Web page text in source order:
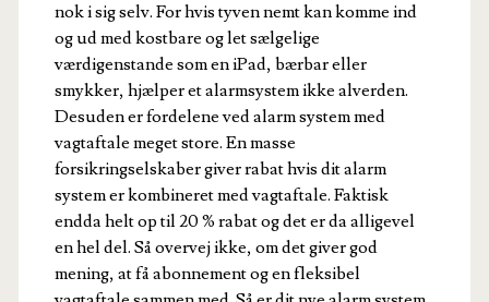
nok i sig selv. For hvis tyven nemt kan komme ind
og ud med kostbare og let sælgelige
værdigenstande som en iPad, bærbar eller
smykker, hjælper et alarmsystem ikke alverden.
Desuden er fordelene ved alarm system med
vagtaftale meget store. En masse
forsikringselskaber giver rabat hvis dit alarm
system er kombineret med vagtaftale. Faktisk
endda helt op til 20 % rabat og det er da alligevel
en hel del. Så overvej ikke, om det giver god
mening, at få abonnement og en fleksibel